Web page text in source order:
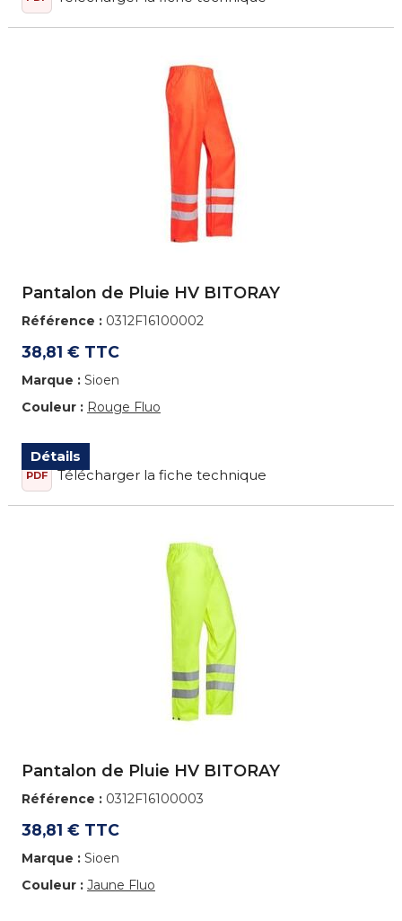
Pantalon de Pluie HV BITORAY
Référence :0312F16100002
38,81 € TTC
Marque : Sioen
Couleur : Rouge Fluo
Détails
PDF Télécharger la fiche technique
Pantalon de Pluie HV BITORAY
Référence :0312F16100003
38,81 € TTC
Marque : Sioen
Couleur : Jaune Fluo